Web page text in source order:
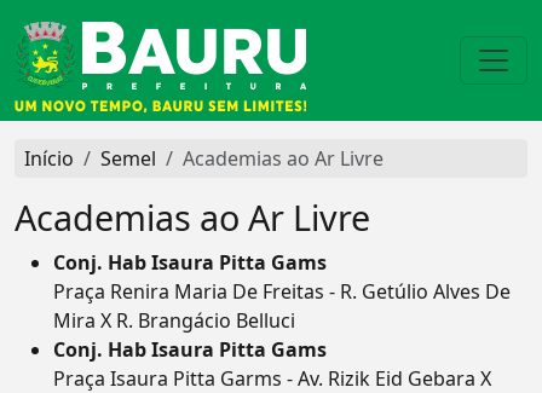
Início Semel Academias ao Ar Livre
Academias ao Ar Livre
Conj. Hab Isaura Pitta Gams
Praça Renira Maria De Freitas - R. Getúlio Alves De
Mira X R. Brangácio Belluci
Conj. Hab Isaura Pitta Gams
Praça Isaura Pitta Garms - Av. Rizik Eid Gebara X